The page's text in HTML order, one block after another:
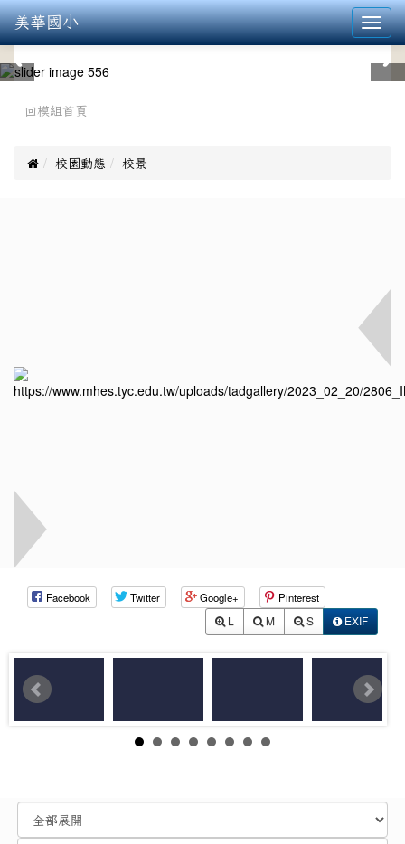
美華國小
回模組首頁
 校園動態 校景
Facebook Twitter Google+ Pinterest
L M S EXIF